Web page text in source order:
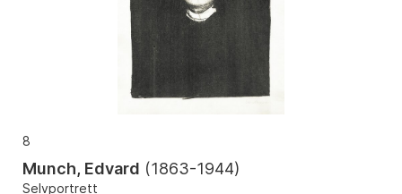
8
Munch, Edvard (1863-1944)
Selvportrett